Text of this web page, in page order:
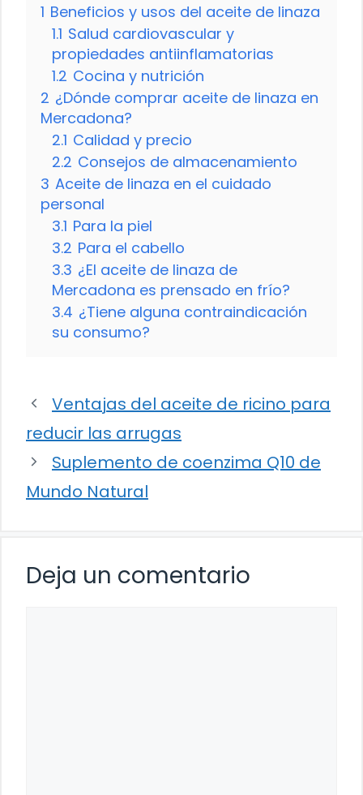
1 Beneficios y usos del aceite de linaza
1.1 Salud cardiovascular y
propiedades antiinflamatorias
1.2 Cocina y nutrición
2 ¿Dónde comprar aceite de linaza en
Mercadona?
2.1 Calidad y precio
2.2 Consejos de almacenamiento
3 Aceite de linaza en el cuidado
personal
3.1 Para la piel
3.2 Para el cabello
3.3 ¿El aceite de linaza de
Mercadona es prensado en frío?
3.4 ¿Tiene alguna contraindicación
su consumo?
Ventajas del aceite de ricino para
reducir las arrugas
Suplemento de coenzima Q10 de
Mundo Natural
Deja un comentario